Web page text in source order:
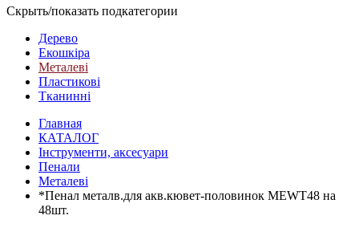
Скрыть/показать подкатегории
Дерево
Екошкіра
Металеві
Пластикові
Тканинні
Главная
КАТАЛОГ
Інструменти, аксесуари
Пенали
Металеві
*Пенал металв.для акв.кювет-половинок MEWT48 на
48шт.